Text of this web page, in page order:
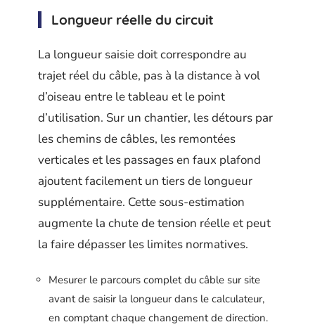
Longueur réelle du circuit
La longueur saisie doit correspondre au
trajet réel du câble, pas à la distance à vol
d’oiseau entre le tableau et le point
d’utilisation. Sur un chantier, les détours par
les chemins de câbles, les remontées
verticales et les passages en faux plafond
ajoutent facilement un tiers de longueur
supplémentaire. Cette sous-estimation
augmente la chute de tension réelle et peut
la faire dépasser les limites normatives.
Mesurer le parcours complet du câble sur site
avant de saisir la longueur dans le calculateur,
en comptant chaque changement de direction.